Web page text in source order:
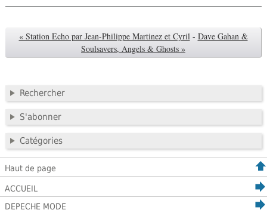
« Station Echo par Jean-Philippe Martinez et Cyril - Dave Gahan &
Soulsavers, Angels & Ghosts »
Rechercher
S'abonner
Catégories
Haut de page
ACCUEIL
DEPECHE MODE